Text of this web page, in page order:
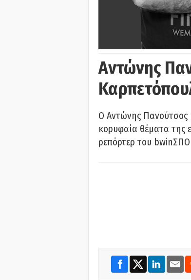
Αντώνης
Ο Αντώνης Πανούτσος
κορυφαία θέματα της
ρεπόρτερ του